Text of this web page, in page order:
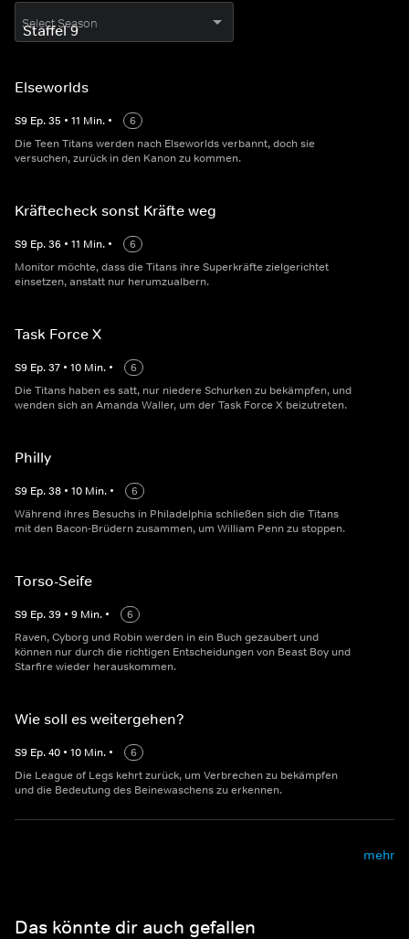
Select Season
Elseworlds
S9 Ep.35 • 11 Min. •
6
Die Teen Titans werden nach Elseworlds verbannt, doch sie
versuchen, zurück in den Kanon zu kommen.
Kräftecheck sonst Kräfte weg
S9 Ep.36 • 11 Min. •
6
Monitor möchte, dass die Titans ihre Superkräfte zielgerichtet
einsetzen, anstatt nur herumzualbern.
Task Force X
S9 Ep.37 • 10 Min. •
6
Die Titans haben es satt, nur niedere Schurken zu bekämpfen, und
wenden sich an Amanda Waller, um der Task Force X beizutreten.
Philly
S9 Ep.38 • 10 Min. •
6
Während ihres Besuchs in Philadelphia schließen sich die Titans
mit den Bacon-Brüdern zusammen, um William Penn zu stoppen.
Torso-Seife
S9 Ep.39 • 9 Min. •
6
Raven, Cyborg und Robin werden in ein Buch gezaubert und
können nur durch die richtigen Entscheidungen von Beast Boy und
Starfire wieder herauskommen.
Wie soll es weitergehen?
S9 Ep.40 • 10 Min. •
6
Die League of Legs kehrt zurück, um Verbrechen zu bekämpfen
und die Bedeutung des Beinewaschens zu erkennen.
mehr
Das könnte dir auch gefallen